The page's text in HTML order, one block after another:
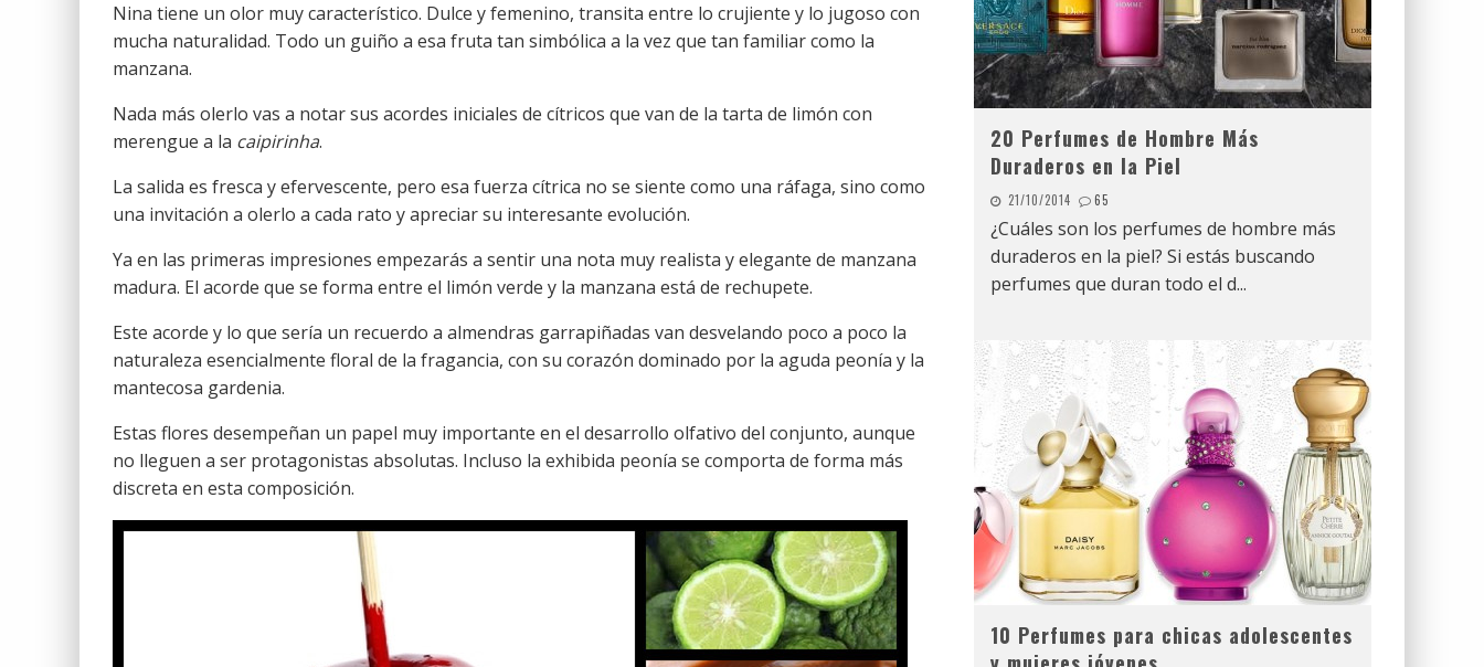
Nina tiene un olor muy característico. Dulce y femenino, transita entre lo crujiente y lo jugoso con
mucha naturalidad. Todo un guiño a esa fruta tan simbólica a la vez que tan familiar como la
manzana.
Nada más olerlo vas a notar sus acordes iniciales de cítricos que van de la tarta de limón con
merengue a la caipirinha.
La salida es fresca y efervescente, pero esa fuerza cítrica no se siente como una ráfaga, sino como
una invitación a olerlo a cada rato y apreciar su interesante evolución.
Ya en las primeras impresiones empezarás a sentir una nota muy realista y elegante de manzana
madura. El acorde que se forma entre el limón verde y la manzana está de rechupete.
Este acorde y lo que sería un recuerdo a almendras garrapiñadas van desvelando poco a poco la
naturaleza esencialmente floral de la fragancia, con su corazón dominado por la aguda peonía y la
mantecosa gardenia.
Estas flores desempeñan un papel muy importante en el desarrollo olfativo del conjunto, aunque
no lleguen a ser protagonistas absolutas. Incluso la exhibida peonía se comporta de forma más
discreta en esta composición.
20 Perfumes de Hombre Más
Duraderos en la Piel
21/10/2014 65
¿Cuáles son los perfumes de hombre más
duraderos en la piel? Si estás buscando
perfumes que duran todo el d...
10 Perfumes para chicas adolescentes